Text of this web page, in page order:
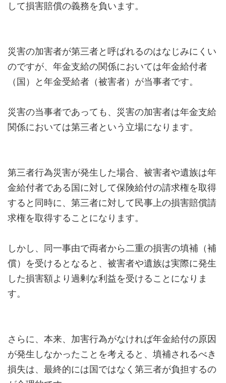
して損害賠償の義務を負います。
災害の加害者が第三者と呼ばれるのはなじみにくい
のですが、年金支給の関係においては年金給付者
（国）と年金受給者（被害者）が当事者です。
災害の当事者であっても、災害の加害者は年金支給
関係においては第三者という立場になります。
第三者行為災害が発生した場合、被害者や遺族は年
金給付者である国に対して保険給付の請求権を取得
すると同時に、第三者に対して民事上の損害賠償請
求権を取得することになります。
しかし、同一事由で両者から二重の損害の填補（補
償）を受けるとなると、被害者や遺族は実際に発生
した損害額より過剰な利益を受けることになりま
す。
さらに、本来、加害行為がなければ年金給付の原因
が発生しなかったことを考えると、填補されるべき
損失は、最終的には国ではなく第三者が負担するの